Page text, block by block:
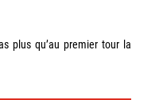
plus qu’au premier tour la